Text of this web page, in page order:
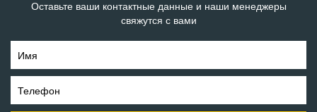
Оставьте ваши контактные данные и наши менеджеры
свяжутся с вами
Имя
Телефон